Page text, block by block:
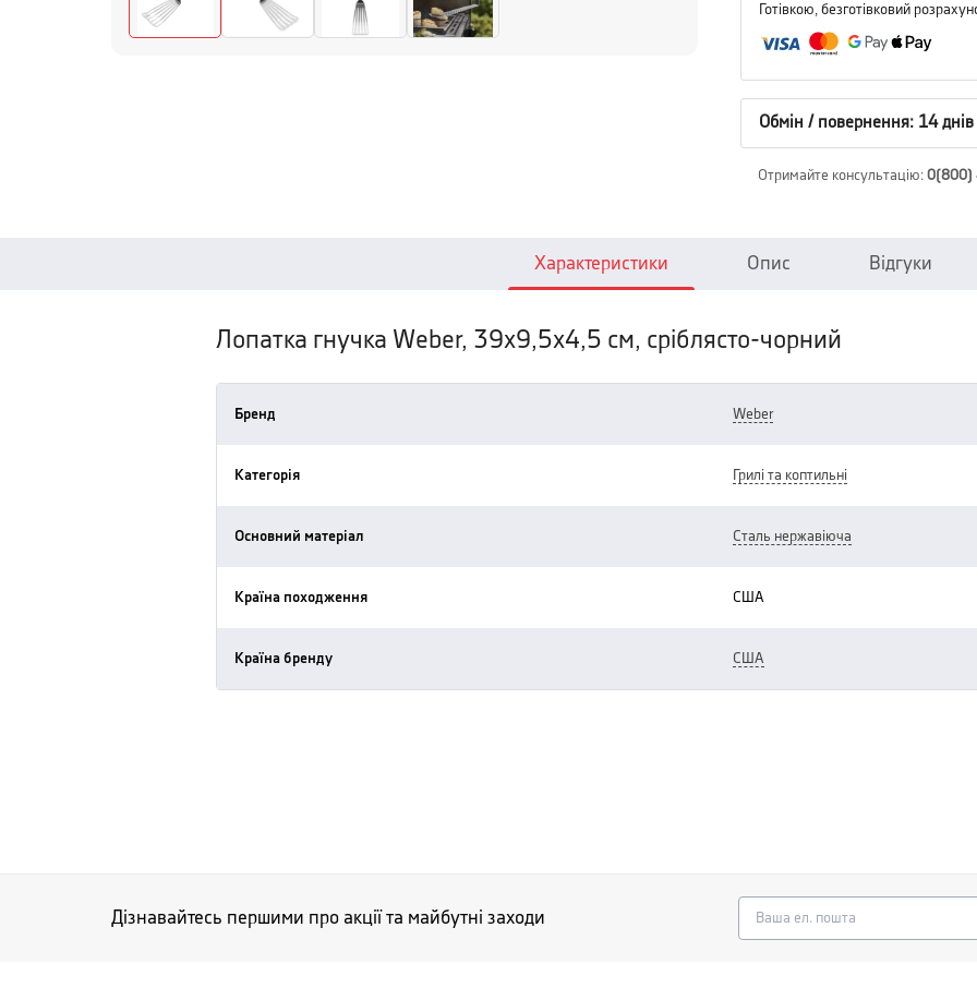
Готівкою, безготівковий
Обмін / повернення: 14 днів
Отримайте консультацію: 0(800)
Характеристики Опис Відгуки
Лопатка гнучка Weber, 39х9,5х4,5 см, сріблясто-чорний
Бренд weber
Категорія грилі та коптильні
Основний матеріал сталь нержавіюча
Країна походження США
Країна бренду США
Дізнавайтесь першими про акції та майбутні заходи